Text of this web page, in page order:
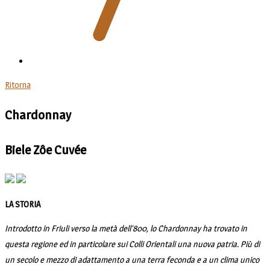
Ritorna
Chardonnay
Biele Zôe Cuvée
LA STORIA
Introdotto in Friuli verso la metà dell’800, lo Chardonnay ha trovato in
questa regione ed in particolare sui Colli Orientali una nuova patria. Più di
un secolo e mezzo di adattamento a una terra feconda e a un clima unico